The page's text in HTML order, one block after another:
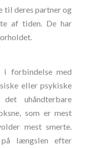
til deres partner og
af tiden. De har
i forbindelse med
eller psykiske
uhåndterbare
som er mest
mest smerte.
længslen efter